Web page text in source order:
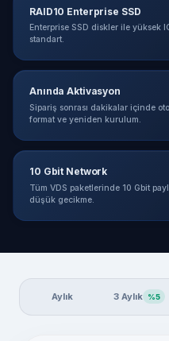
RAID10 Enterprise SSD
Enterprise SSD diskler ile yüksek
standart.
Anında Aktivasyon
Sipariş sonrası dakikalar içinde
format ve yeniden kurulum.
10 Gbit Network
Tüm VDS paketlerinde 10 Gbit
düşük gecikme.
Aylık 3 Aylık %5